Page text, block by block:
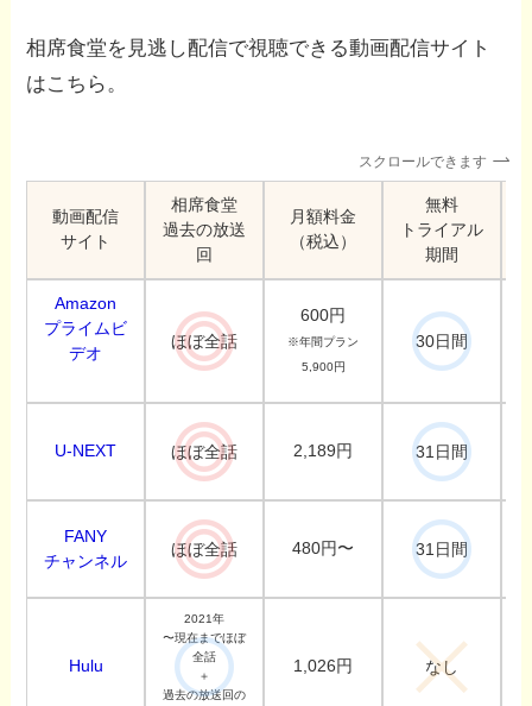
相席食堂を見逃し配信で視聴できる動画配信サイト
はこちら。
スクロールできます
動画配信
サイト
相席食堂
過去の放送
回
月額料金
（税込）
無料
トライアル
期間
Amazon
プライムビ
デオ
ほぼ全話
600円
※年間プラン
5,900円
30日間
U-NEXT ほぼ全話 2,189円 31日間
FANY
チャンネル
ほぼ全話 480円〜 31日間
Hulu
2021年
〜現在までほぼ
全話
＋
過去の放送回の
1,026円 なし